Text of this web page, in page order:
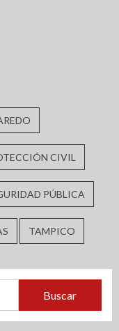
CIVIL
PÚBLICA
TAMPICO